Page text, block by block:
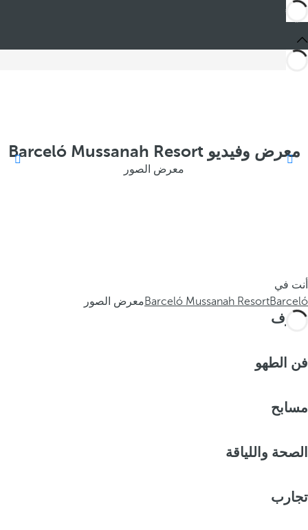
معرض وفيديو Barceló Mussanah Resort
معرض الصور
أنت في
Barceló
Barceló Mussanah Resortمعرض الصور
الغرف
فن الطهو
مسابح
الصحة واللياقة
تجارب